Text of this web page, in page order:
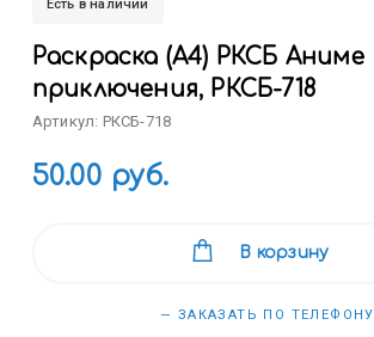
Есть в наличии
Раскраска (А4) РКСБ Аниме
приключения, РКСБ-718
Артикул: РКСБ-718
50.00 руб.
В корзину
— ЗАКАЗАТЬ ПО ТЕЛЕФОНУ